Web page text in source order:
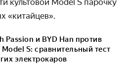
«китайцев».
Passion и BYD Han против
Model S: сравнительный тест
электрокаров